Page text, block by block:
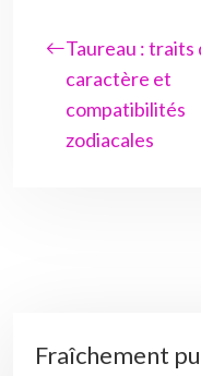
Taureau : traits
caractère et
compatibilités
zodiacales
Fraîchement